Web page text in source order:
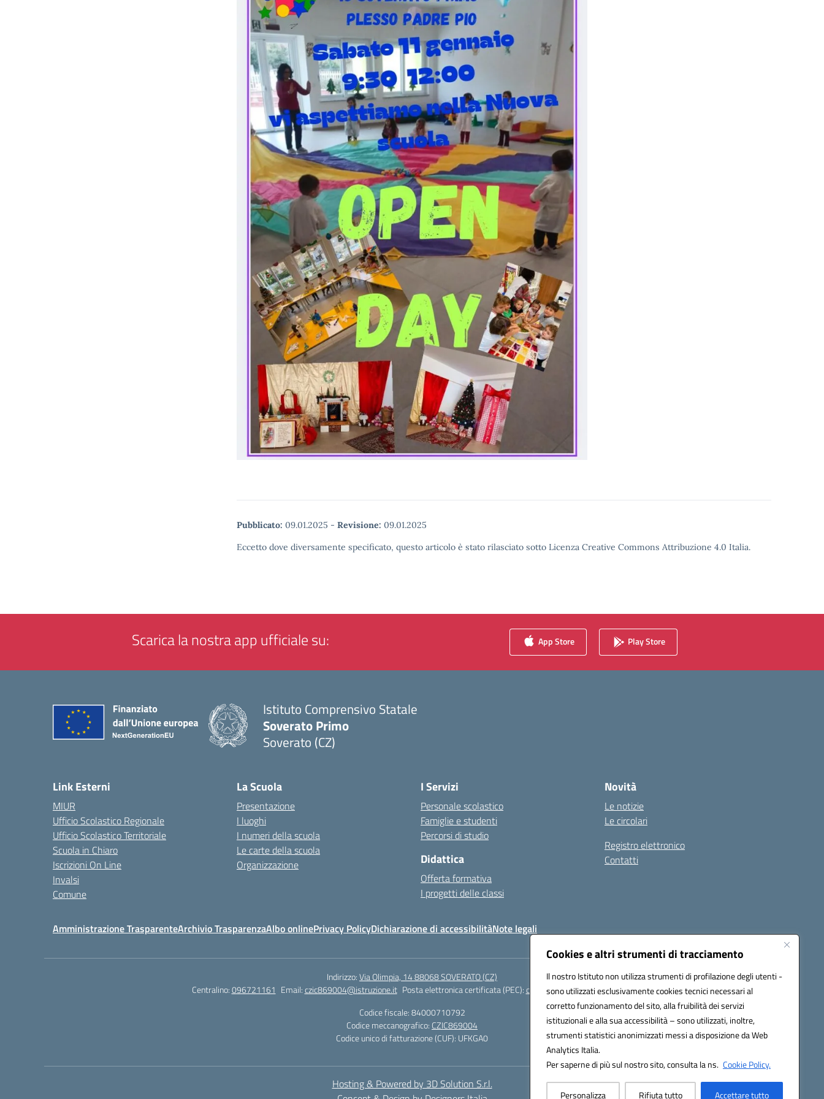
Cookies e altri strumenti di tracciamento
Il nostro Istituto non utilizza strumenti di profilazione degli utenti -
sono utilizzati esclusivamente cookies tecnici necessari al
corretto funzionamento del sito, alla fruibilità dei servizi
istituzionali e alla sua accessibilità – sono utilizzati, inoltre,
strumenti statistici anonimizzati messi a disposizione da Web
Analytics Italia.
Per saperne di più sul nostro sito, consulta la ns. Cookie Policy.
Personalizza Rifiuta tutto Accettare tutto
Pubblicato: 09.01.2025 - Revisione: 09.01.2025
Eccetto dove diversamente specificato, questo articolo è stato rilasciato sotto Licenza Creative Commons Attribuzione 4.0 Italia.
Scarica la nostra app ufficiale su: App Store Play Store
Istituto Comprensivo Statale
Soverato Primo
Soverato (CZ)
Link Esterni
MIUR
Ufficio Scolastico Regionale
Ufficio Scolastico Territoriale
Scuola in Chiaro
Iscrizioni On Line
Invalsi
Comune
La Scuola
Presentazione
I luoghi
I numeri della scuola
Le carte della scuola
Organizzazione
I Servizi
Personale scolastico
Famiglie e studenti
Percorsi di studio
Didattica
Offerta formativa
I progetti delle classi
Novità
Le notizie
Le circolari
Registro elettronico
Contatti
Amministrazione TrasparenteArchivio TrasparenzaAlbo onlinePrivacy PolicyDichiarazione di accessibilitàNote legali
Indirizzo:Via Olimpia, 14 88068 SOVERATO (CZ)
Centralino:096721161 Email:czic869004@istruzione.it Posta elettronica certificata (PEC):czic869004@pec.istruzione.it
Codice fiscale: 84000710792
Codice meccanografico: CZIC869004
Codice unico di fatturazione (CUF): UFKGA0
Hosting & Powered by 3D Solution S.r.l.